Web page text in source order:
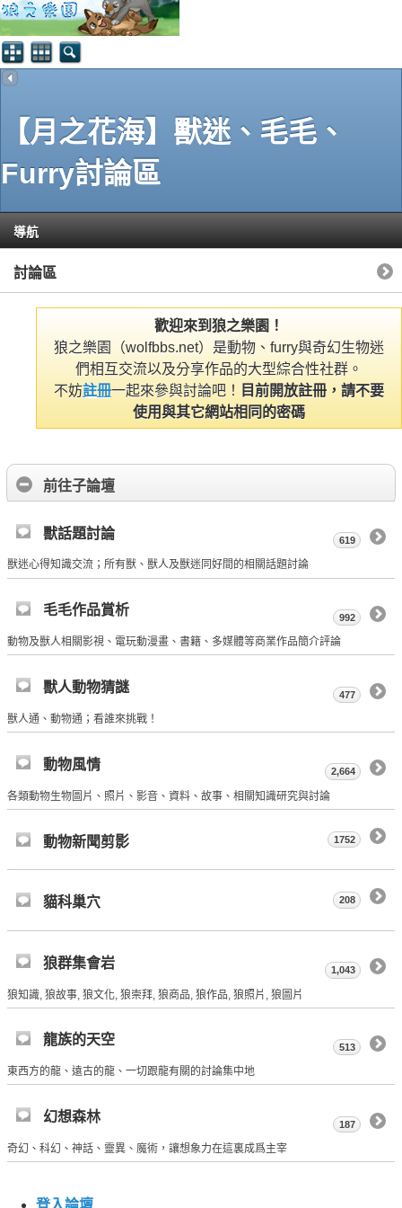
【月之花海】獸迷、毛毛、
Furry討論區
導航
討論區
歡迎來到狼之樂園！
狼之樂園（wolfbbs.net）是動物、furry與奇幻生物迷
們相互交流以及分享作品的大型綜合性社群。
不妨註冊一起來參與討論吧！
目前開放註冊，請不要
使用與其它網站相同的密碼
前往子論壇
獸話題討論
獸迷心得知識交流；所有獸、獸人及獸迷同好間的相關話題討論
619
毛毛作品賞析
動物及獸人相關影視、電玩動漫畫、書籍、多媒體等商業作品簡介評論
992
獸人動物猜謎
獸人通、動物通；看誰來挑戰！
477
動物風情
各類動物生物圖片、照片、影音、資料、故事、相關知識研究與討論
2,664
動物新聞剪影 1752
貓科巢穴 208
狼群集會岩
狼知識, 狼故事, 狼文化, 狼崇拜, 狼商品, 狼作品, 狼照片, 狼圖片
1,043
龍族的天空
東西方的龍、遠古的龍、一切跟龍有關的討論集中地
513
幻想森林
奇幻、科幻、神話、靈異、魔術，讓想象力在這裏成爲主宰
187